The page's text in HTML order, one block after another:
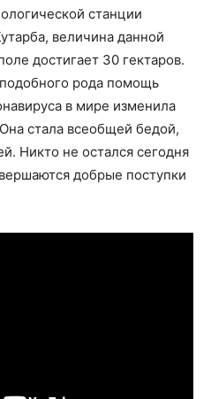
станции
величина данной
достигает 30 гектаров.
рода помощь
в мире изменила
стала всеобщей бедой,
Никто не остался сегодня
добрые поступки